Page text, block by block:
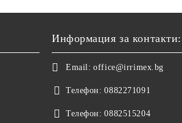
Информация за контакти:
Email: office@irrimex.bg
Телефон: 0882271091
Телефон: 0882515204